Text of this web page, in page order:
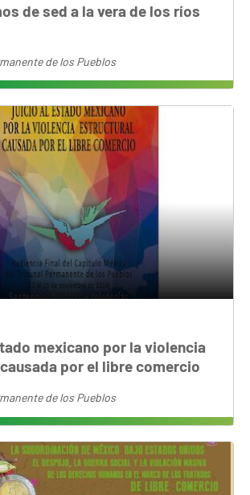
de sed a la vera de los ríos
de los Pueblos
mexicano por la violencia
por el libre comercio
de los Pueblos